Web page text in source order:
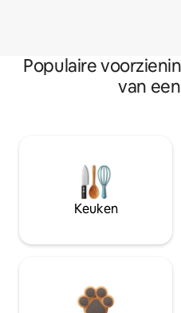
Populaire
van
Keuken